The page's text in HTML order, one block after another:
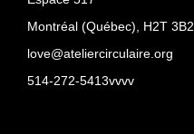
Montréal (Québec), H2T 3B2
love@ateliercirculaire.org
514-272-5413vvvv